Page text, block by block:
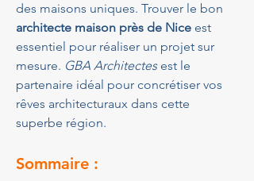
des maisons uniques. Trouver le bon
architecte maison près de Nice est
essentiel pour réaliser un projet sur
mesure. GBA Architectes est le
partenaire idéal pour concrétiser vos
rêves architecturaux dans cette
superbe région.
Sommaire :